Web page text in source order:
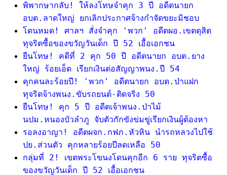
พิพากษากลับ! ให้ลงโทษจำคุก 3 ปี อดีตนายก
อบต.ลาดใหญ่ ยกเลิกประกาศจ้างกำจัดขยะมิชอบ
โดนหมด! ศาลฯ สั่งจำคุก 'พวก' อดีตผอ.เขตดุสิต
ทุจริตซื้อของขวัญวันเด็ก ปี 52 เอื้อเอกชน
ยืนโทษ! คดีที่ 2 คุก 50 ปี อดีตนายก อบต.ยาง
ใหญ่ ร้อยเอ็ด เรียกเงินต่อสัญญาพนง.ปี 54
คุกคนละร้อยปี! 'พวก' อดีตนายก อบต.ป่าแฝก
ทุจริตจ้างพนง.ขับรถยนต์-ติดจริง 50
ยืนโทษ! คุก 5 ปี อดีตเจ้าพนง.ป่าไม้
นปม.หนองบัวลำภู จับตัวกักขังข่มขู่เรียกเงินผู้ต้องหา
รอลงอาญา! อดีตผจก.กฟภ.หัวหิน นำรถหลวงไปใช้
ปย.ส่วนตัว คุกหลายร้อยปีลดเหลือ 50
กลุ่มที่ 2! เขตพระโขนงโดนคุกอีก 6 ราย ทุจริตซื้อ
ของขวัญวันเด็ก ปี 52 เอื้อเอกชน